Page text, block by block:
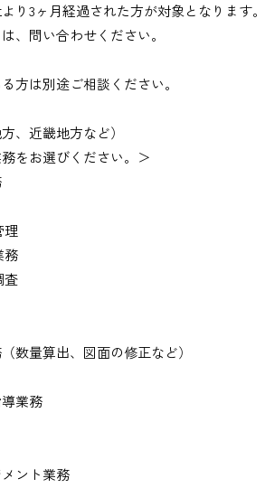
り3ヶ月経過された方が対象となります。
、問い合わせください。
方は別途ご相談ください。
、近畿地方など）
をお選びください。＞
理
務
査
数量算出、図面の修正など）
業務
ント業務